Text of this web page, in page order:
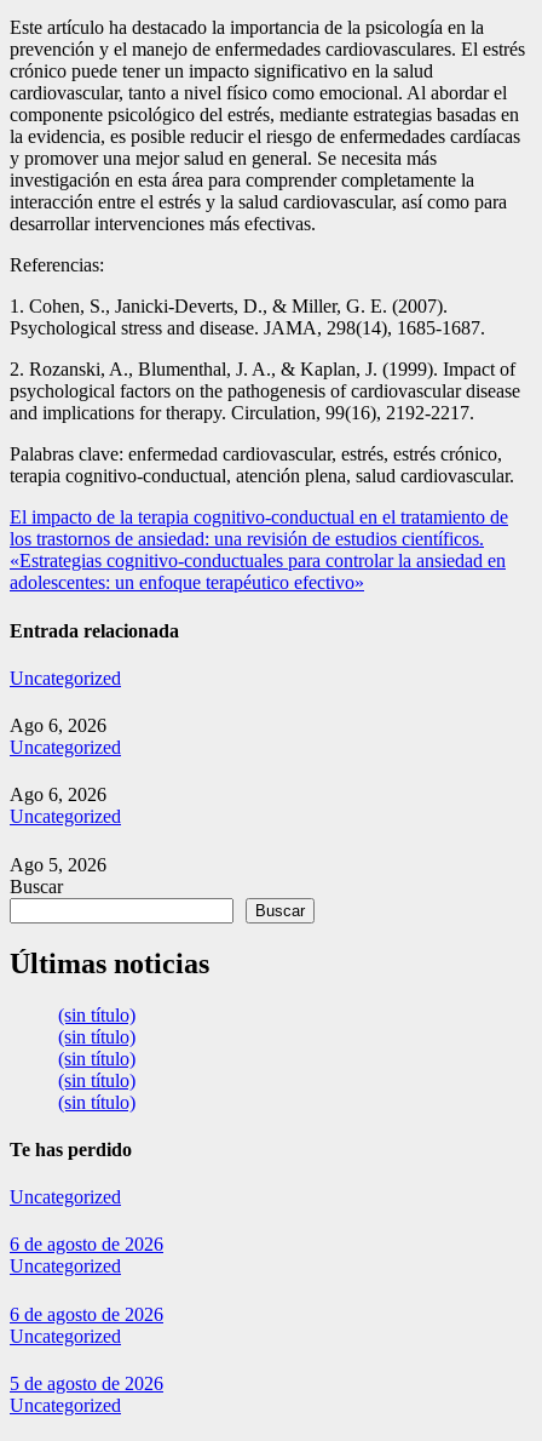
Este artículo ha destacado la importancia de la psicología en la
prevención y el manejo de enfermedades cardiovasculares. El estrés
crónico puede tener un impacto significativo en la salud
cardiovascular, tanto a nivel físico como emocional. Al abordar el
componente psicológico del estrés, mediante estrategias basadas en
la evidencia, es posible reducir el riesgo de enfermedades cardíacas
y promover una mejor salud en general. Se necesita más
investigación en esta área para comprender completamente la
interacción entre el estrés y la salud cardiovascular, así como para
desarrollar intervenciones más efectivas.
Referencias:
1. Cohen, S., Janicki-Deverts, D., & Miller, G. E. (2007).
Psychological stress and disease. JAMA, 298(14), 1685-1687.
2. Rozanski, A., Blumenthal, J. A., & Kaplan, J. (1999). Impact of
psychological factors on the pathogenesis of cardiovascular disease
and implications for therapy. Circulation, 99(16), 2192-2217.
Palabras clave: enfermedad cardiovascular, estrés, estrés crónico,
terapia cognitivo-conductual, atención plena, salud cardiovascular.
Navegación
de
entradas
El impacto de la terapia cognitivo-conductual en el tratamiento de
los trastornos de ansiedad: una revisión de estudios científicos.
«Estrategias cognitivo-conductuales para controlar la ansiedad en
adolescentes: un enfoque terapéutico efectivo»
Entrada relacionada
Uncategorized
Ago 6, 2026
Uncategorized
Ago 6, 2026
Uncategorized
Ago 5, 2026
Buscar
Buscar
Últimas noticias
(sin título)
(sin título)
(sin título)
(sin título)
(sin título)
Te has perdido
Uncategorized
6 de agosto de 2026
Uncategorized
6 de agosto de 2026
Uncategorized
5 de agosto de 2026
Uncategorized